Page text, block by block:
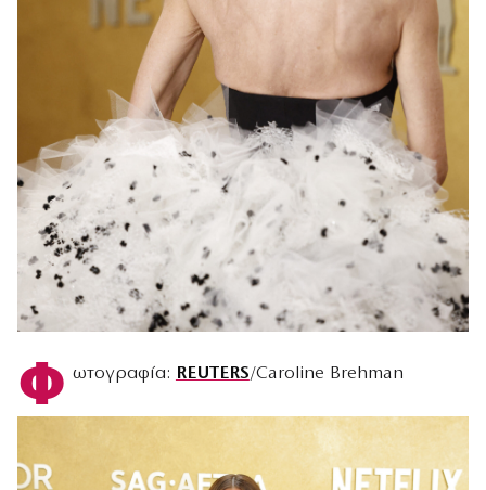
Φ ωτογραφία: REUTERS/Caroline Brehman